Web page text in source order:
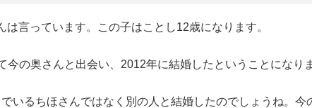
は言っています。この子はことし12歳になります。
今の奥さんと出会い、2012年に結婚したということになり
いるちほさんではなく別の人と結婚したのでしょうね。今